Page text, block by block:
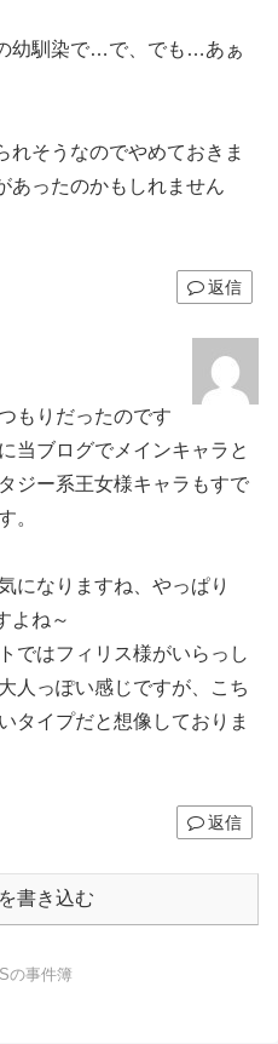
幼馴染で…で、でも…あぁ
れそうなのでやめておきま
あったのかもしれません
返信
もりだったのです
当ブログでメインキャラと
ジー系王女様キャラもすで
。
になりますね、やっぱり
よね～
ではフィリス様がいらっし
人っぽい感じですが、こち
タイプだと想像しておりま
返信
書き込む
の事件簿